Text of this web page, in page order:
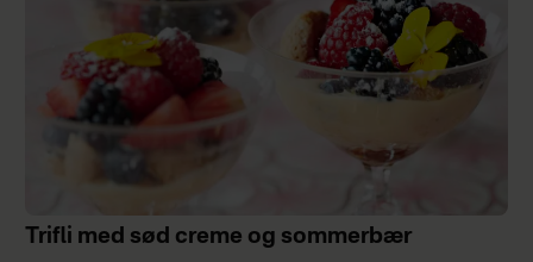
Trifli med sød creme og sommerbær